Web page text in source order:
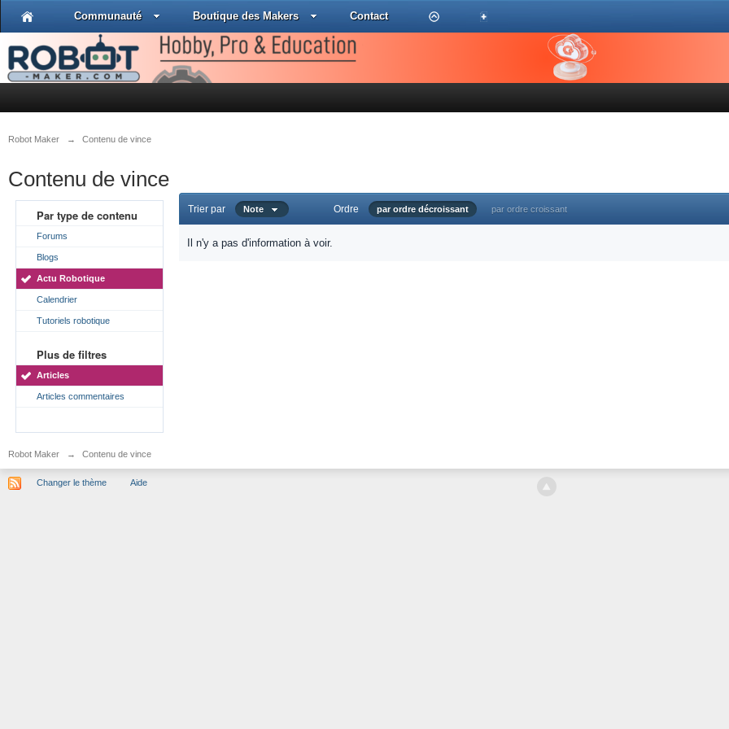
Communauté Boutique des Makers Contact
Robot Maker → Contenu de vince
Contenu de vince
Par type de contenu
Forums
Blogs
Actu Robotique
Calendrier
Tutoriels robotique
Plus de filtres
Articles
Articles commentaires
Trier par Note Ordre par ordre décroissant par ordre croissant
Il n'y a pas d'information à voir.
Robot Maker → Contenu de vince
Changer le thème Aide